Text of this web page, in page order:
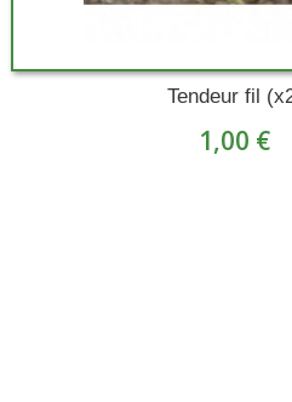
Tendeur fil
1,00 €